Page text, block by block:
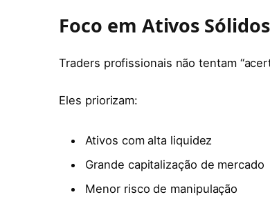
Foco em Ativos
Traders profissionais não tentam
Eles priorizam:
Ativos com alta liquidez
Grande capitalização de mercado
Menor risco de manipulação